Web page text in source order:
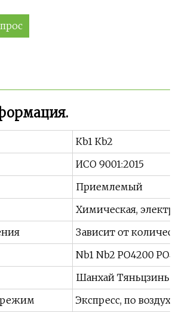
Кb1 Кb2
ИСО 9001:2015
Приемлемый
Химическая,
Зависит от
Nb1 Nb2 РО4200
Шанхай Тяньцзинь
режим
Экспресс, по